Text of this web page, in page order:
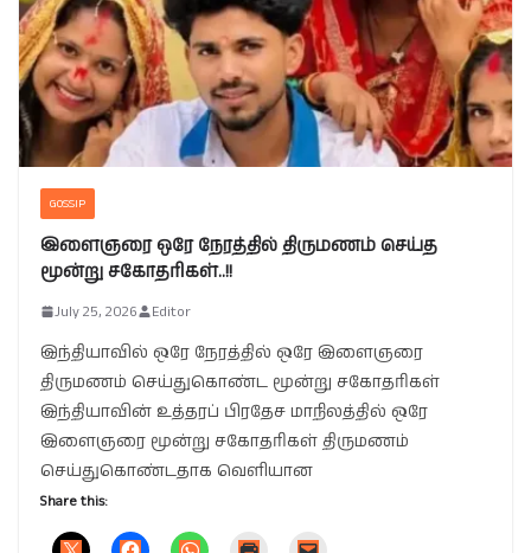
GOSSIP
இளைஞரை ஒரே நேரத்தில் திருமணம் செய்த
மூன்று சகோதரிகள்..!!
July 25, 2026 Editor
இந்தியாவில் ஒரே நேரத்தில் ஒரே இளைஞரை
திருமணம் செய்துகொண்ட மூன்று சகோதரிகள்
இந்தியாவின் உத்தரப் பிரதேச மாநிலத்தில் ஒரே
இளைஞரை மூன்று சகோதரிகள் திருமணம்
செய்துகொண்டதாக வெளியான
Share this: